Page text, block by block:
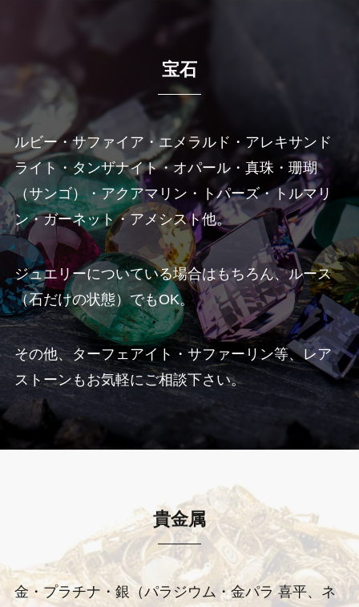
宝石
ルビー・サファイア・エメラルド・アレキサンド
ライト・タンザナイト・オパール・真珠・珊瑚
（サンゴ）・アクアマリン・トパーズ・トルマリ
ン・ガーネット・アメシスト他。
ジュエリーについている場合はもちろん、ルース
（石だけの状態）でもOK。
その他、ターフェアイト・サファーリン等、レア
ストーンもお気軽にご相談下さい。
貴金属
金・プラチナ・銀（パラジウム・金パラ 喜平、ネ